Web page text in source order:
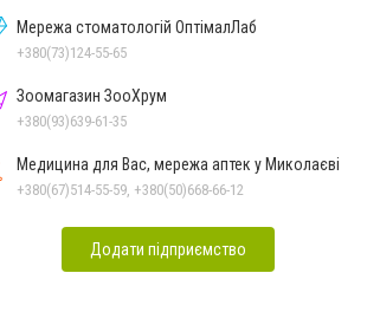
Мережа стоматологій ОптімалЛаб
+380(73)124-55-65
Зоомагазин ЗооХрум
+380(93)639-61-35
Медицина для Вас, мережа аптек у Миколаєві
+380(67)514-55-59, +380(50)668-66-12
Додати підприємство